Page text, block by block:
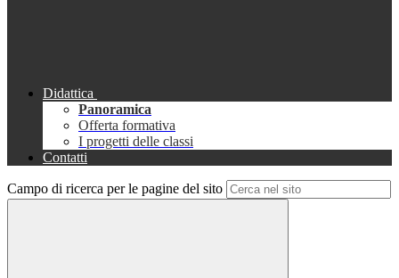
Didattica
Panoramica
Offerta formativa
I progetti delle classi
Contatti
Campo di ricerca per le pagine del sito